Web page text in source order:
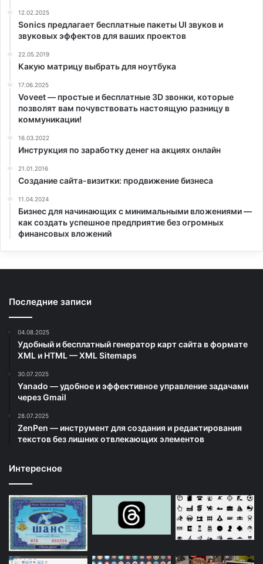
12.02.2025
Sonics предлагает бесплатные пакеты UI звуков и
звуковых эффектов для ваших проектов
22.05.2019
Какую матрицу выбрать для ноутбука
17.06.2025
Voveet — простые и бесплатные 3D звонки, которые
позволят вам почувствовать настоящую разницу в
коммуникации!
16.03.2022
Инструкция по заработку денег на акциях онлайн
21.01.2016
Создание сайта-визитки: продвижение бизнеса
11.04.2024
Бизнес для начинающих с минимальными вложениями —
как создать успешное предприятие без огромных
финансовых вложений
Последние записи
04.08.2025
Удобный и бесплатный генератор карт сайта в формате
XML и HTML — XML Sitemaps
30.07.2025
Yanado — удобное и эффективное управление задачами
через Gmail
28.07.2025
ZenPen — инструмент для создания и редактирования
текстов без лишних отвлекающих элементов
Интересное